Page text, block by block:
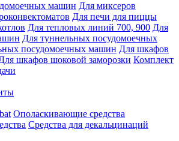
машин Для миксеров
Для печи для пиццы
Для тепловых линий 700, 900 Для
Для туннельных посудомоечных
посудомоечных машин Для шкафов
шкафов шоковой заморозки Комплект
Ополаскивающие средства
Средства для декальцинаций